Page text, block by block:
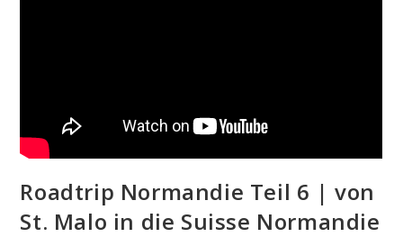
Roadtrip Normandie Teil 6 | von
St. Malo in die Suisse Normandie